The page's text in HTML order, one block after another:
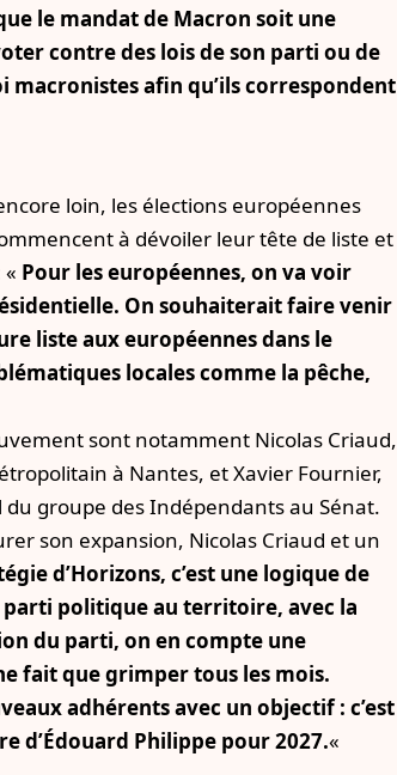
le mandat de Macron soit une
contre des lois de son parti ou de
afin qu’ils correspondent
loin, les élections européennes
à dévoiler leur tête de liste et
Pour les européennes, on va voir
On souhaiterait faire venir
liste aux européennes dans le
locales comme la pêche,
sont notamment Nicolas Criaud,
à Nantes, et Xavier Fournier,
groupe des Indépendants au Sénat.
son expansion, Nicolas Criaud et un
d’Horizons, c’est une logique de
politique au territoire, avec la
du parti, on en compte une
fait que grimper tous les mois.
adhérents avec un objectif : c’est
d’Édouard Philippe pour 2027.«